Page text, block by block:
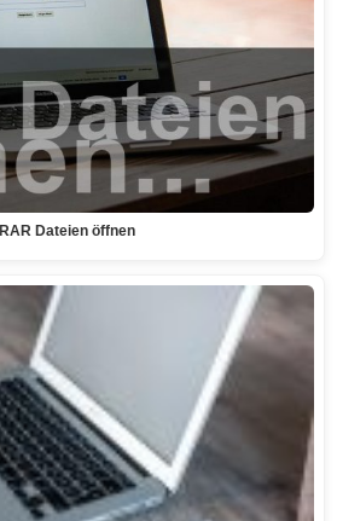
RAR Dateien öffnen